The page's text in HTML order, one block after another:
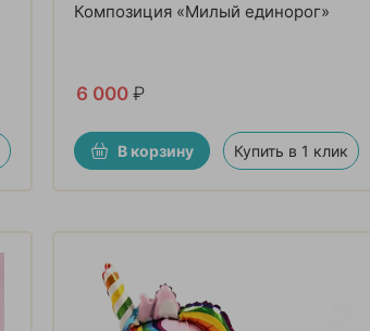
Композиция «Милый единорог»
6 000 ₽
В корзину Купить в 1 клик